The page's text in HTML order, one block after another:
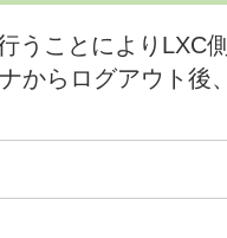
うことによりLXC
からログアウト後